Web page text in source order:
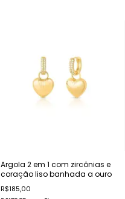
Argola 2 em 1 com zircônias e
coração liso banhada a ouro
R$185,00